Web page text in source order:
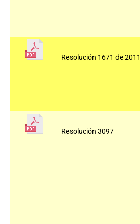
Resolución 1671 de 2011
Resolución 3097